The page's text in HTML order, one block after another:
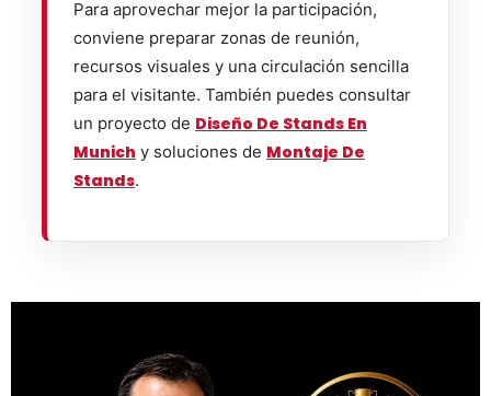
Para aprovechar mejor la participación,
conviene preparar zonas de reunión,
recursos visuales y una circulación sencilla
para el visitante. También puedes consultar
un proyecto de Diseño De Stands En
Munich y soluciones de Montaje De
Stands.